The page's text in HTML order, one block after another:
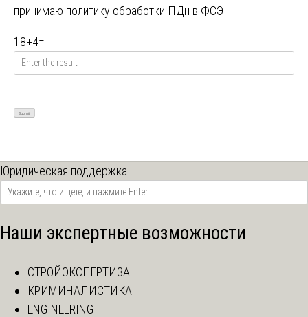
принимаю политику обработки ПДн в ФСЭ
18+4=
Юридическая поддержка
Наши экспертные возможности
СТРОЙЭКСПЕРТИЗА
КРИМИНАЛИСТИКА
ENGINEERING